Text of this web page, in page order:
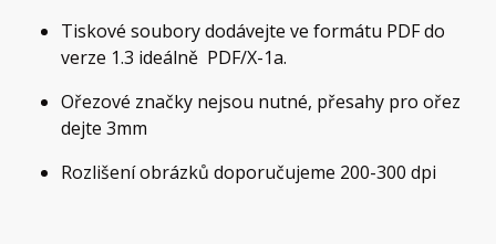
Tiskové soubory dodávejte ve formátu PDF do
verze 1.3 ideálně PDF/X-1a.
Ořezové značky nejsou nutné, přesahy pro ořez
dejte 3mm
Rozlišení obrázků doporučujeme 200-300 dpi